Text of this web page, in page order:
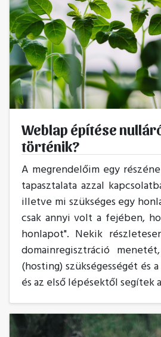
Weblap építése
történik?
A megrendelőim egy
tapasztalata azzal
illetve mi szükséges egy
csak annyi volt a fejében,
honlapot". Nekik
domainregisztráció
(hosting) szükségességét és
és az első lépésektől segítek